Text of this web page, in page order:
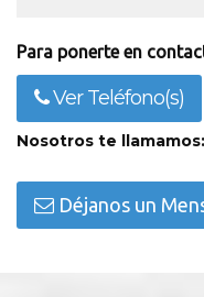
Para ponerte en
Ver Teléfono(s)
Nosotros te llamamos:
Déjanos un